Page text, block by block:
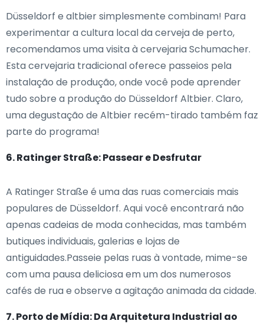
Düsseldorf e altbier simplesmente combinam! Para
experimentar a cultura local da cerveja de perto,
recomendamos uma visita à cervejaria Schumacher.
Esta cervejaria tradicional oferece passeios pela
instalação de produção, onde você pode aprender
tudo sobre a produção do Düsseldorf Altbier. Claro,
uma degustação de Altbier recém-tirado também faz
parte do programa!
6. Ratinger Straße: Passear e Desfrutar
A Ratinger Straße é uma das ruas comerciais mais
populares de Düsseldorf. Aqui você encontrará não
apenas cadeias de moda conhecidas, mas também
butiques individuais, galerias e lojas de
antiguidades.Passeie pelas ruas à vontade, mime-se
com uma pausa deliciosa em um dos numerosos
cafés de rua e observe a agitação animada da cidade.
7. Porto de Mídia: Da Arquitetura Industrial ao